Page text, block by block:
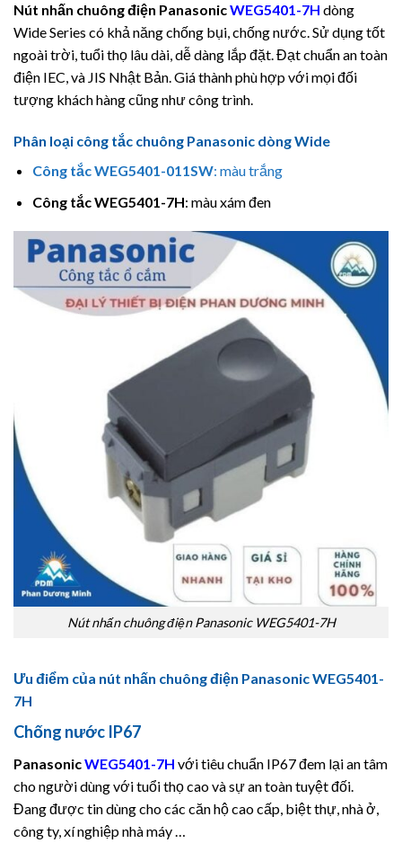
Nút nhấn chuông điện PanasonicWEG5401-7H dòng
Wide Series có khả năng chống bụi, chống nước. Sử dụng tốt
ngoài trời, tuổi thọ lâu dài, dễ dàng lắp đặt. Đạt chuẩn an toàn
điện IEC, và JIS Nhật Bản. Giá thành phù hợp với mọi đối
tượng khách hàng cũng như công trình.
Phân loại công tắc chuông Panasonic dòng Wide
Công tắcWEG5401-011SW: màu trắng
Công tắcWEG5401-7H: màu xám đen
Nút nhấn chuông điện Panasonic WEG5401-7H
Ưu điểm của nút nhấn chuông điện Panasonic WEG5401-
7H
Chống nước IP67
PanasonicWEG5401-7H với tiêu chuẩn IP67 đem lại an tâm
cho người dùng với tuổi thọ cao và sự an toàn tuyệt đối.
Đang được tin dùng cho các căn hộ cao cấp, biệt thự, nhà ở,
công ty, xí nghiệp nhà máy …